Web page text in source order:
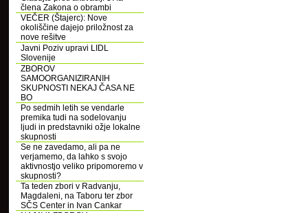
člena Zakona o obrambi
VEČER (Štajerc): Nove
okoliščine dajejo priložnost za
nove rešitve
Javni Poziv upravi LIDL
Slovenije
ZBOROV
SAMOORGANIZIRANIH
SKUPNOSTI NEKAJ ČASA NE
BO
Po sedmih letih se vendarle
premika tudi na sodelovanju
ljudi in predstavniki ožje lokalne
skupnosti
Se ne zavedamo, ali pa ne
verjamemo, da lahko s svojo
aktivnostjo veliko pripomoremo v
skupnosti?
Ta teden zbori v Radvanju,
Magdaleni, na Taboru ter zbor
SČS Center in Ivan Cankar